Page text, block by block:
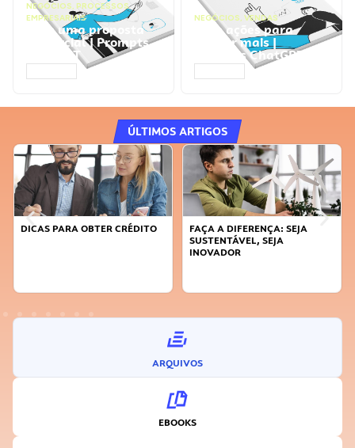
NEGÓCIOS, PROCESSOS
EMPRESARIAIS
Faça uma proposta
comercial | Prompts
ChatGPT
NEGÓCIOS, VENDAS
Faça ações para
vender mais |
Prompts ChatGPT
ÚLTIMOS ARTIGOS
DICAS PARA OBTER CRÉDITO
FAÇA A DIFERENÇA: SEJA
SUSTENTÁVEL, SEJA
INOVADOR
ARQUIVOS
EBOOKS